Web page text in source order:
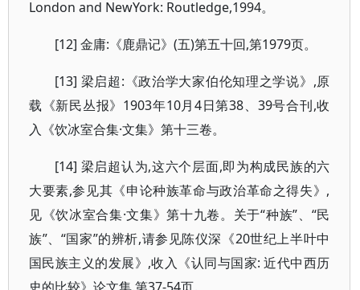
London and NewYork: Routledge,1994。
[12] 金庸:《鹿鼎记》(五)第五十回,第1979页。
[13] 梁启超:《政治学大家伯伦知理之学说》,原
载《新民丛报》1903年10月4日第38、39号合刊,收
入《饮冰室合集·文集》第十三卷。
[14] 梁启超认为,这六个层面,即为构成民族的六
大要素,参见其《申论种族革命与政治革命之得失》,
见《饮冰室合集·文集》第十九卷。关于“种族”、“民
族”、“国家”的辨析,请参见陈仪深《20世纪上半叶中
国民族主义的发展》,收入《认同与国家: 近代中西历